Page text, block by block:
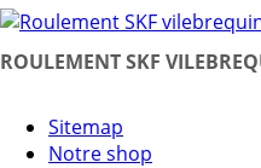
ROULEMENT SKF
Sitemap
Notre shop